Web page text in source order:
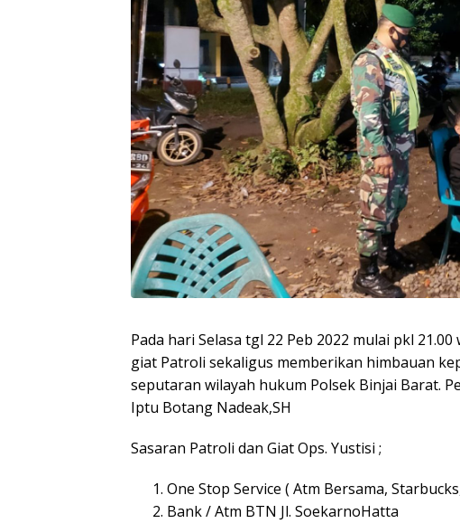
Pada hari Selasa tgl 22 Peb 2022 mulai pkl
giat Patroli sekaligus memberikan himbauan
seputaran wilayah hukum Polsek Binjai Barat.
Iptu Botang Nadeak,SH
Sasaran Patroli dan Giat Ops. Yustisi ;
One Stop Service ( Atm Bersama,
Bank / Atm BTN Jl. SoekarnoHatta